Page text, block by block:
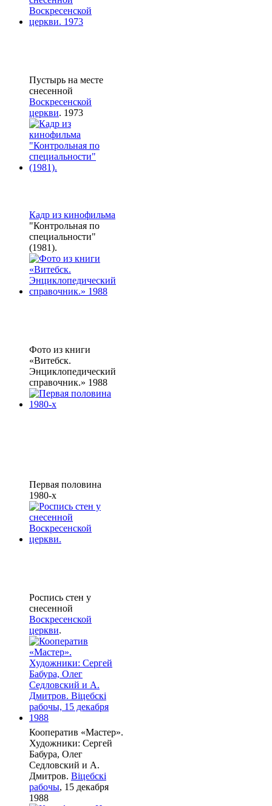
Пустырь на месте
снесенной
Воскресенской
церкви. 1973
Кадр из кинофильма
"Контрольная по
специальности"
(1981).
Фото из книги
«Витебск.
Энциклопедический
справочник.» 1988
Первая половина
1980-х
Роспись стен у
снесенной
Воскресенской
церкви.
Кооператив «Мастер».
Художники: Сергей
Бабура, Олег
Седловский и А.
Дмитров. Віцебскі
рабочы, 15 декабря
1988